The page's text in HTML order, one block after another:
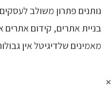
נותנים פתרון משולב
בניית אתרים, קידום אתרים
מאמינים שלדיגיטל אין
×